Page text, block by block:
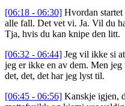
[06:18 - 06:30] Hvordan
alle fall. Det vet vi. Ja. Vil du
Tja, hvis du kan knipe den litt.
[06:32 - 06:44] Jeg vil ikke si
jeg er ikke en av dem. Men
det, det, det har jeg lyst til.
[06:45 - 06:56] Kanskje igjen,